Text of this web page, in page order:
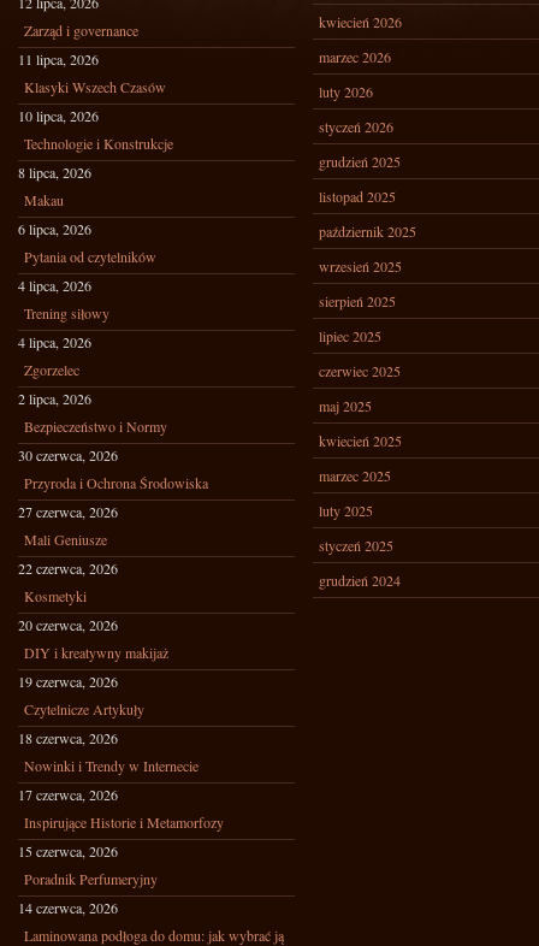
Zarząd i governance
11 lipca, 2026
Klasyki Wszech Czasów
10 lipca, 2026
Technologie i Konstrukcje
8 lipca, 2026
Makau
6 lipca, 2026
Pytania od czytelników
4 lipca, 2026
Trening siłowy
4 lipca, 2026
Zgorzelec
2 lipca, 2026
Bezpieczeństwo i Normy
30 czerwca, 2026
Przyroda i Ochrona Środowiska
27 czerwca, 2026
Mali Geniusze
22 czerwca, 2026
Kosmetyki
20 czerwca, 2026
DIY i kreatywny makijaż
19 czerwca, 2026
Czytelnicze Artykuły
18 czerwca, 2026
Nowinki i Trendy w Internecie
17 czerwca, 2026
Inspirujące Historie i Metamorfozy
15 czerwca, 2026
Poradnik Perfumeryjny
14 czerwca, 2026
Laminowana podłoga do domu: jak wybrać ją
kwiecień 2026
marzec 2026
luty 2026
styczeń 2026
grudzień 2025
listopad 2025
październik 2025
wrzesień 2025
sierpień 2025
lipiec 2025
czerwiec 2025
maj 2025
kwiecień 2025
marzec 2025
luty 2025
styczeń 2025
grudzień 2024